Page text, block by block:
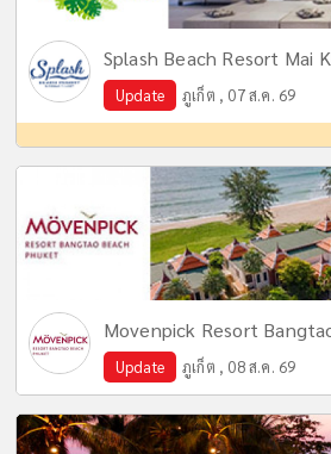
Splash Beach Resort Mai
Update ภูเก็ต , 07 ส.ค. 69
Movenpick Resort
Update ภูเก็ต , 08 ส.ค. 69